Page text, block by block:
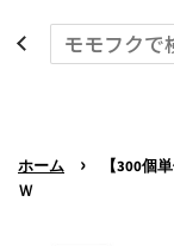
ホーム ›
【300個
Ｗ